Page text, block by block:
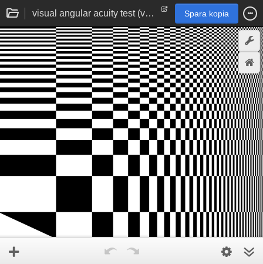
visual angular acuity test (varying-size grid) Spara kopia